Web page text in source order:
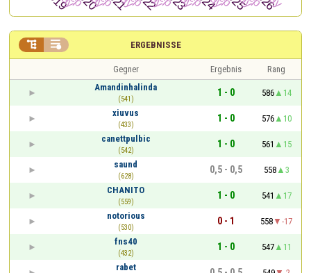
ERGEBNISSE
 
Gegner Ergebnis
Rang
Amandinhalinda
(541)
1 - 0 586
14
xiuvus
(433)
1 - 0 576
10
canettpulbic
(542)
1 - 0 561
15
saund
(628)
0,5 - 0,5 558
3
CHANITO
(559)
1 - 0 541
17
notorious
(530)
0 - 1 558
-17
fns40
(432)
1 - 0 547
11
rabet